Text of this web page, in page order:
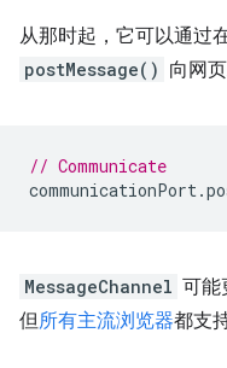
从那时起，它可以通过
postMessage() 向网
// Communicate
communicationPort.
MessageChannel 可能
但所有主流浏览器都支